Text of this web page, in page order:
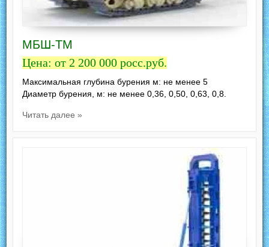
МБШ-ТМ
Цена: от 2 200 000 росс.руб.
Максимальная глубина бурения м: не менее 5
Диаметр бурения, м: не менее 0,36, 0,50, 0,63, 0,8.
Читать далее »